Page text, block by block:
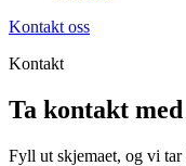
Kontakt oss
Kontakt
Ta kontakt med
Fyll ut skjemaet, og vi